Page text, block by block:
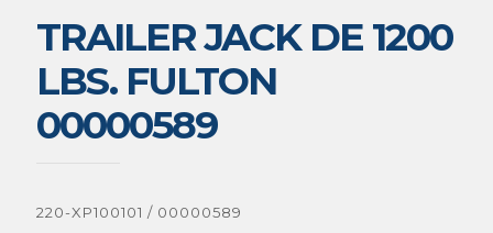
TRAILER JACK DE 1200
LBS. FULTON
00000589
220-XP100101 / 00000589